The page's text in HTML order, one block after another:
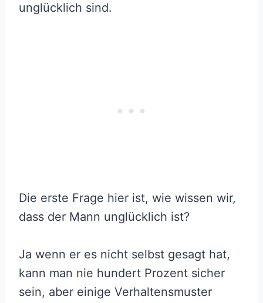
unglücklich sind.
Die erste Frage hier ist, wie wissen wir,
dass der Mann unglücklich ist?
Ja wenn er es nicht selbst gesagt hat,
kann man nie hundert Prozent sicher
sein, aber einige Verhaltensmuster